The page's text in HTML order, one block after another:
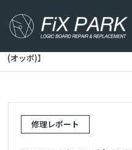
ホーム/ 修理レポート/
AX7のガラス液晶を郵送で愛
(オッポ)】
修理レポート